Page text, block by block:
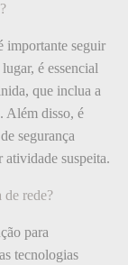
importante seguir
é essencial
que inclua a
Além disso, é
segurança
atividade suspeita.
de rede?
para
tecnologias